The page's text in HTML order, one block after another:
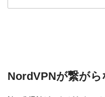
NordVPNが繋が